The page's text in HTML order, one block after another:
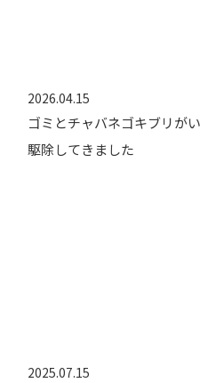
2026.04.15
ゴミとチャバネゴキブリが
駆除してきました
2025.07.15